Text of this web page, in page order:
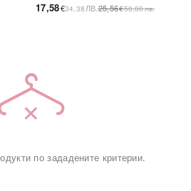
17,58€34,38 ЛВ.25,56€50,00лв.
по зададените критерии.